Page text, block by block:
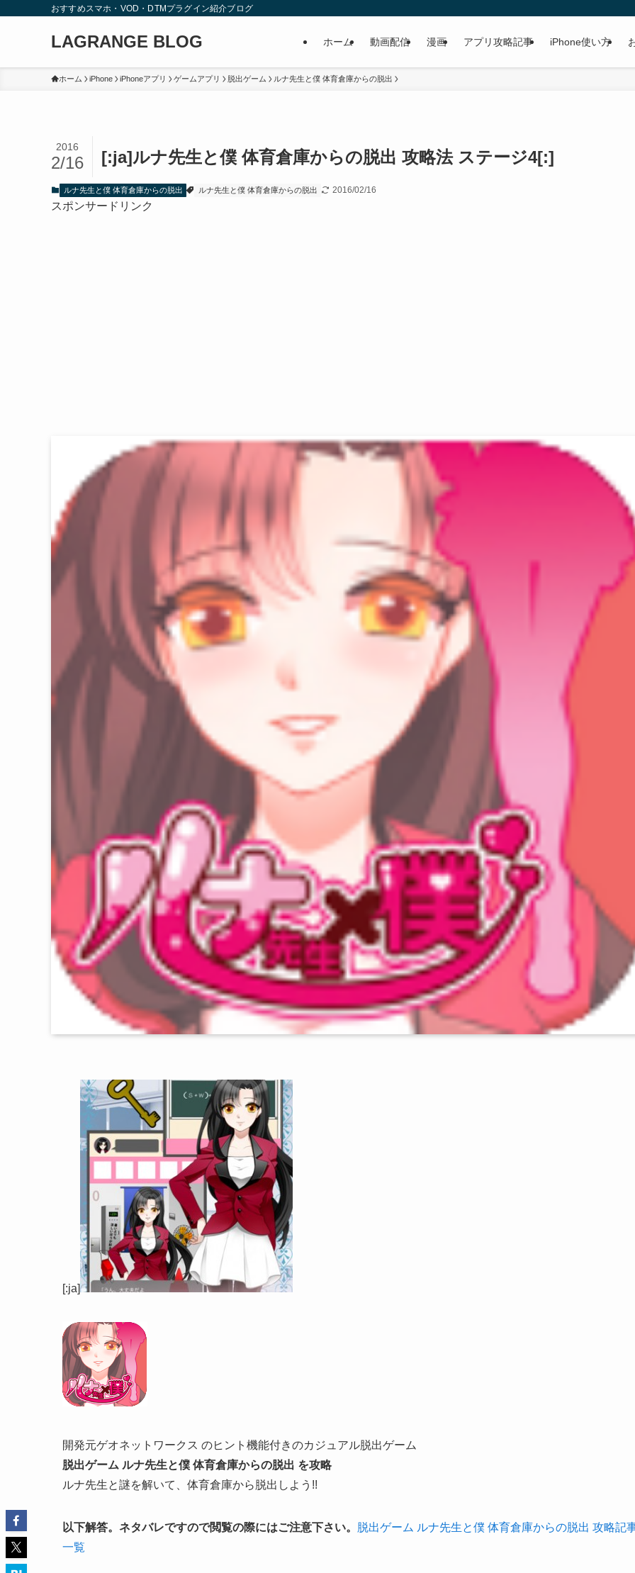
おすすめスマホ・VOD・DTMプラグイン紹介ブログ
LAGRANGE BLOG ホーム 動画配信 漫画 アプリ攻略記事 iPhone使い方
ホーム iPhone iPhoneアプリ ゲームアプリ 脱出ゲーム ルナ先生と僕 体育倉庫からの脱出
[:ja]ルナ先生と僕 体育倉庫からの脱出 攻略法 ステージ4[:]
2016
2/16
ルナ先生と僕 体育倉庫からの脱出 ルナ先生と僕 体育倉庫からの脱出 2016/02/16
スポンサードリンク
[:ja]
開発元ゲオネットワークス のヒント機能付きのカジュアル脱出ゲーム
脱出ゲーム ルナ先生と僕 体育倉庫からの脱出 を攻略
ルナ先生と謎を解いて、体育倉庫から脱出しよう!!
以下解答。ネタバレですので閲覧の際にはご注意下さい。
脱出ゲーム ルナ先生と僕 体育倉庫からの脱出 攻略記
一覧